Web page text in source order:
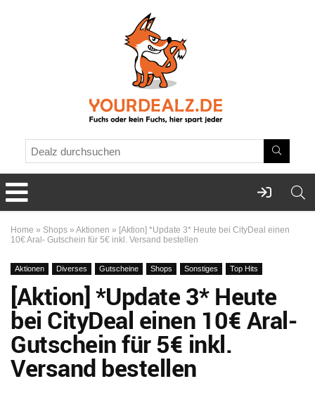
Home » Shops » Aktionen » [Aktion] *Update 3* Heute bei CityDeal einen
10€ Aral- Gutschein für 5€ inkl. Versand bestellen
Aktionen Diverses Gutscheine Shops Sonstiges Top Hits
[Aktion] *Update 3* Heute
bei CityDeal einen 10€ Aral-
Gutschein für 5€ inkl.
Versand bestellen